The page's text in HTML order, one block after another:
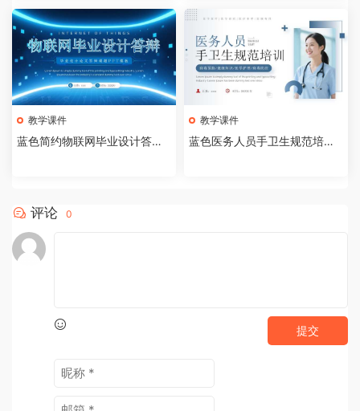
教学课件
蓝色简约物联网毕业设计答辩P
教学课件
蓝色医务人员手卫生规范培训
评论 0
提交